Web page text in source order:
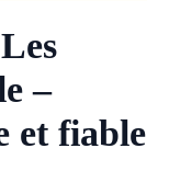
–
et fiable